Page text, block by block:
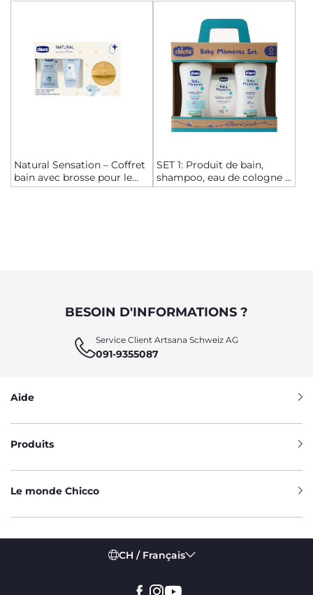
Natural Sensation – Coffret
bain avec brosse pour le
corps
SET 1: Produit de bain,
shampoo, eau de cologne -
0m+
BESOIN D'INFORMATIONS ?
Service Client Artsana Schweiz AG
091-9355087
Aide
Produits
Le monde Chicco
CH / Français